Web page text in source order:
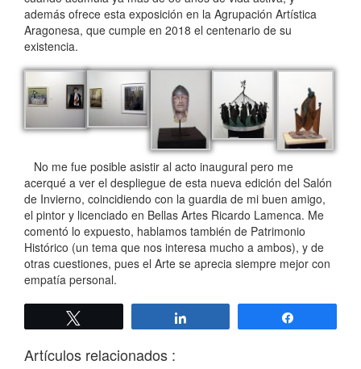
además ofrece esta exposición en la Agrupación Artística
Aragonesa, que cumple en 2018 el centenario de su
existencia.
No me fue posible asistir al acto inaugural pero me
acerqué a ver el despliegue de esta nueva edición del Salón
de Invierno, coincidiendo con la guardia de mi buen amigo,
el pintor y licenciado en Bellas Artes Ricardo Lamenca. Me
comentó lo expuesto, hablamos también de Patrimonio
Histórico (un tema que nos interesa mucho a ambos), y de
otras cuestiones, pues el Arte se aprecia siempre mejor con
empatía personal.
Artículos relacionados :